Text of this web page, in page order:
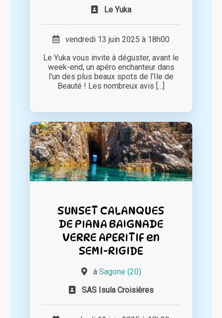
Le Yuka
vendredi 13 juin 2025 à 18h00
Le Yuka vous invite à déguster, avant le
week-end, un apéro enchanteur dans
l'un des plus beaux spots de l'Ile de
Beauté ! Les nombreux avis [...]
SUNSET CALANQUES
DE PIANA BAIGNADE
VERRE APERITIF en
SEMI-RIGIDE
à Sagone (20)
SAS Isula Croisières